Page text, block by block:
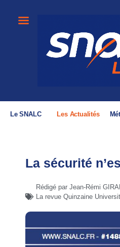
Le SNALC Les Actualités
La sécurité
Rédigé par Jean-Rémi
La revue Quinzaine